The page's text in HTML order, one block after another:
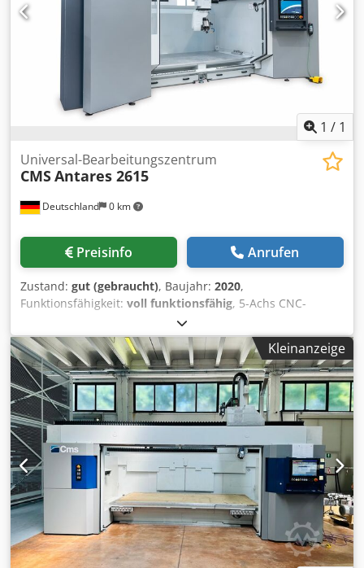
Reihenmagazin mit 16 Stationen - Werkzeugaufnahme:
HSK 63A - Maschinentisch mit Vakuum-Aluminiumplatte -
CNC-Steuerung: Osai Open - Vakuumanlage: 2 x 100 m³/h -
Pendelbetrieb, Rundachsenmesseinheit, 3D-Messtaster,
Staubschutz, Vorbereitung Absaugung, ...
Zusatzleistungen: Aufstellung, Inbetriebnahme, Schulung
möglich!
1 / 1
Deutschland 0 km
Universal-Bearbeitungszentrum
CMSAntares 2615
Preisinfo Anrufen
Zustand: gut (gebraucht), Baujahr: 2020,
Funktionsfähigkeit: voll funktionsfähig, 5-Achs CNC-
Bearbeitungszentrum zur Bearbeitung von Kohle- und
Glasfaserwerkstücken, Kunststoffen, Ureol, Holz.
Codpfezavtrsx Abyjha Verfügbarkeit: ca. 4 Wochen
Maschinendetails: CMS ANTARES 2615 - Achsverfahrwege:
X-Achse: 2.600 mm Y-Achse: 1.500 mm Z-Achse: 1.200 mm
B-Achse: +/- 120 ° C-Achse: +/- 270 ° -
Universalwerkzeugkopf (15 kW | max. Drehzahl: 24.000
U/min) - Werkzeugmagazin: in X-Richtung mitfahrendes
Reihenmagazin mit 8 Stationen - Werkzeugaufnahme: HSK
63F - Minimalmengenschmierung - Maschinentisch mit
Aluminiumplatte und T-Nuten - CNC-Steuerung: Fanuc 31
IB5 - Vakuumanlage: 1 x 100 m³/h - Spänewannen,
Rundachsenmesseinheit, Staubschutz, ...
Zusatzleistungen: Aufstellung, Inbetriebnahme, Schulung
möglich!
Kleinanzeige